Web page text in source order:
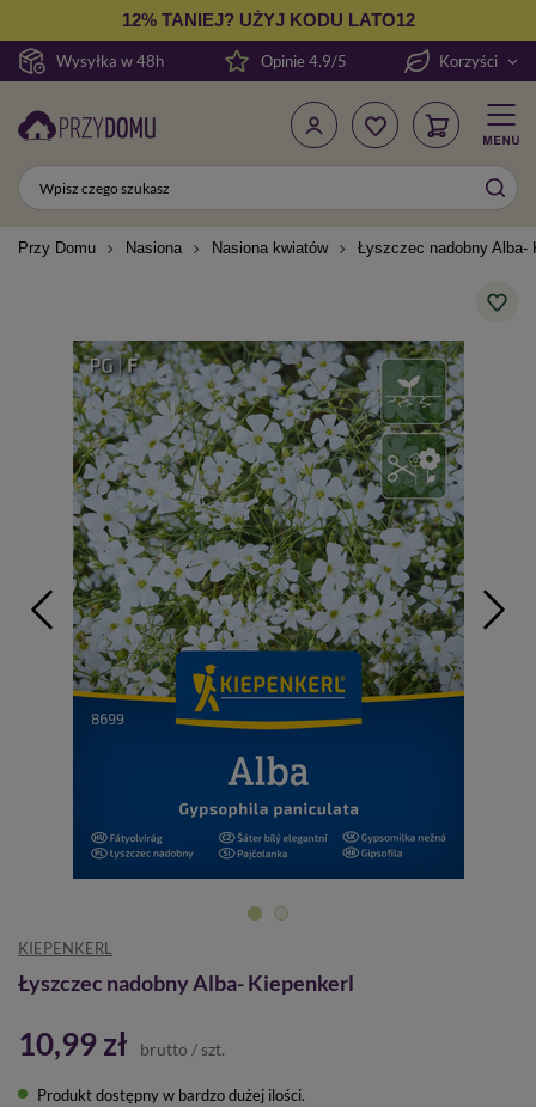
Wysyłka w 48h
12% TANIEJ? UŻYJ KODU LATO12
Opinie 4.9/5 Korzyści
Przy Domu Nasiona Nasiona kwiatów Łyszczec nadobny Alba-
KIEPENKERL
Łyszczec nadobny Alba- Kiepenkerl
10,99 zł brutto / szt.
Produkt dostępny w bardzo dużej ilości